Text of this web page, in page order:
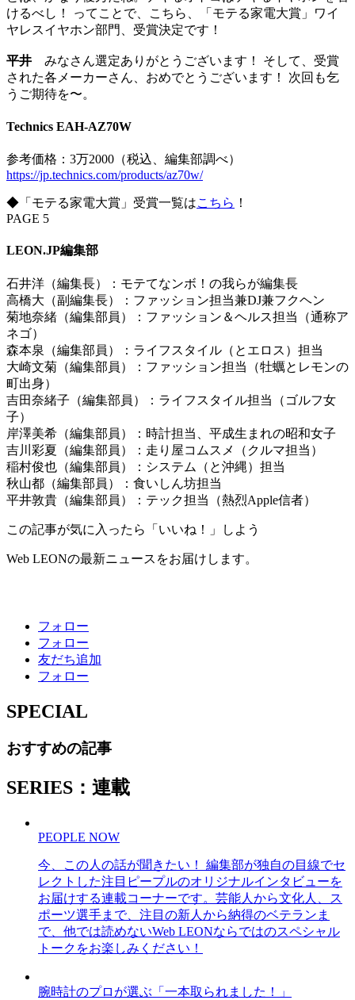
けるべし！ ってことで、こちら、「モテる家電大賞」ワイ
ヤレスイヤホン部門、受賞決定です！
平井 みなさん選定ありがとうございます！ そして、受賞
された各メーカーさん、おめでとうございます！ 次回も乞
うご期待を〜。
Technics EAH-AZ70W
参考価格：3万2000（税込、編集部調べ）
https://jp.technics.com/products/az70w/
◆「モテる家電大賞」受賞一覧はこちら ！
PAGE 5
LEON.JP編集部
石井洋（編集長）：モテてなンボ！の我らが編集長
高橋大（副編集長）：ファッション担当兼DJ兼フクヘン
菊地奈緒（編集部員）：ファッション＆ヘルス担当（通称ア
ネゴ）
森本泉（編集部員）：ライフスタイル（とエロス）担当
大崎文菊（編集部員）：ファッション担当（牡蠣とレモンの
町出身）
吉田奈緒子（編集部員）：ライフスタイル担当（ゴルフ女
子）
岸澤美希（編集部員）：時計担当、平成生まれの昭和女子
吉川彩夏（編集部員）：走り屋コムスメ（クルマ担当）
稲村俊也（編集部員）：システム（と沖縄）担当
秋山都（編集部員）：食いしん坊担当
平井敦貴（編集部員）：テック担当（熱烈Apple信者）
この記事が気に入ったら「いいね！」しよう
Web LEONの最新ニュースをお届けします。
フォロー
フォロー
友だち追加
フォロー
SPECIAL
おすすめの記事
SERIES：連載
PEOPLE NOW
今、この人の話が聞きたい！ 編集部が独自の目線でセ
レクトした注目ピープルのオリジナルインタビューを
お届けする連載コーナーです。芸能人から文化人、ス
ポーツ選手まで、注目の新人から納得のベテランま
で、他では読めないWeb LEONならではのスペシャル
トークをお楽しみください！
腕時計のプロが選ぶ「一本取られました！」